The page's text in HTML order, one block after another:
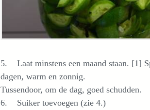
5. Laat minstens een maand staan. [1]
dagen, warm en zonnig.
Tussendoor, om de dag, goed schudden.
6. Suiker toevoegen (zie 4.)